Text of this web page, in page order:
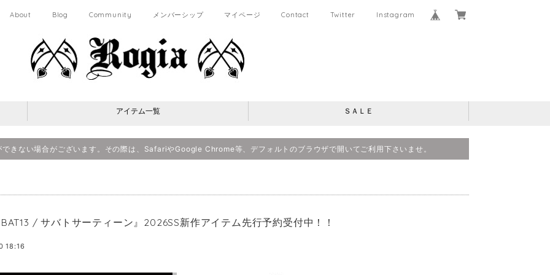
About Blog Community メンバーシップ マイページ Contact Twitter Instagram
アイテム一覧 ＳＡＬＥ
きない場合がございます。その際は、SafariやGoogle Chrome等、デフォルトのブラウザで開いてご利用下さいませ。
/ サバトサーティーン』2026SS新作アイテム先行予約受付中！！
18:16